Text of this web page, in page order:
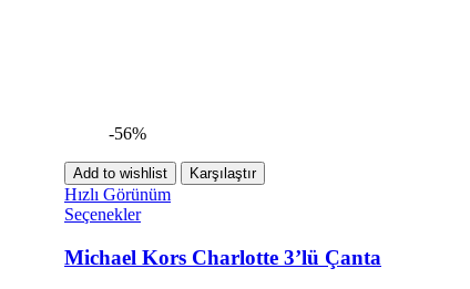
-56%
Add to wishlist Karşılaştır
Hızlı Görünüm
Seçenekler
Michael Kors Charlotte 3’lü Çanta